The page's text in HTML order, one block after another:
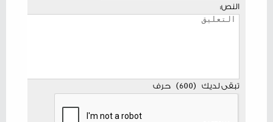
النص:
تبقى لديك (
600
) حرف